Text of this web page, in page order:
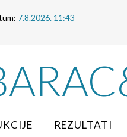
7.8.2026. 11:43
REZULTATI